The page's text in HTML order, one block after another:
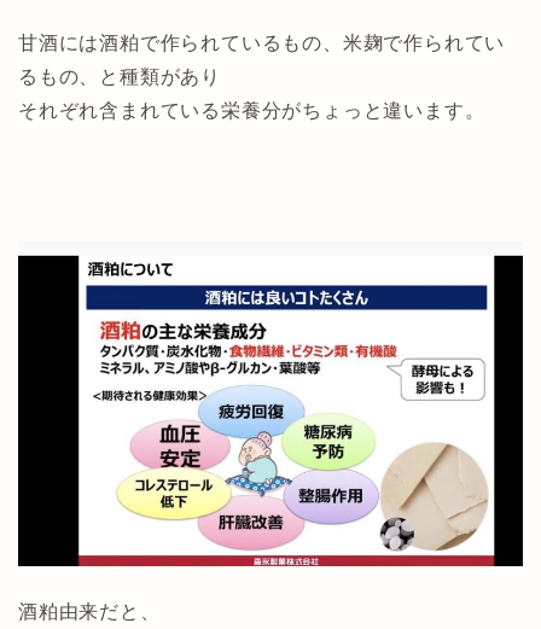
甘酒には酒粕で作られているもの、米麹で作られてい
るもの、と種類があり
それぞれ含まれている栄養分がちょっと違います。
酒粕由来だと、